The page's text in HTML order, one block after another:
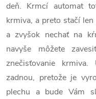
deň. Krmcí automat
krmiva, a preto stačí
a zvyšok nechať na
navyše môžete
znečisťovanie
zadnou, pretože je
plechu a bude Vám